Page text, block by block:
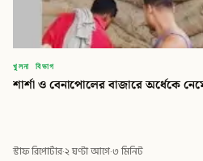
খুলনা বিভাগ
শার্শা ও বেনাপোলের বাজারে অর্ধেকে
স্টাফ রিপোর্টার·২ ঘণ্টা আগে·৩ মিনিট